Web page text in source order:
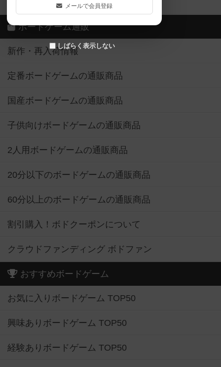
メールで会員登録
しばらく表示しない
ボドゲーマご利用案内
ボードゲーム通販
新作・再入荷情報
定番ボードゲームの通販商品
国産ボードゲームの通販商品
子供向けボードゲームの通販商品
2人用ボードゲームの通販商品
20分以下のボードゲームの通販商品
60分以上のボードゲームの通販商品
割引購入！ボドクーポンについて
クラウドファンディング ボドファン
おすすめボードゲーム
お気に入りボードゲーム TOP50
興味ありボードゲーム TOP50
経験ありボードゲーム TOP50